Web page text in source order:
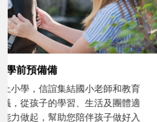
和孩子一起長大的那個男人│
不同模樣
沒有人天生就擅長當爸爸！男人
次「前所未有」的體驗中，跟著